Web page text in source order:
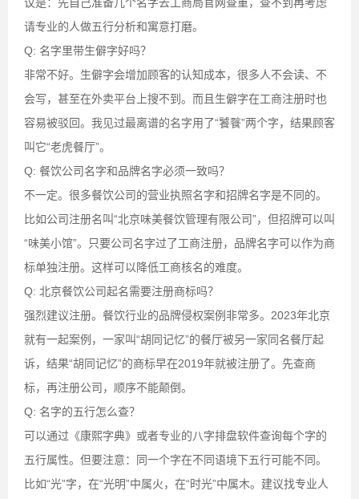
议是：先自己准备几个名字去工商局官网查重，查不到再考虑
请专业的人做五行分析和寓意打磨。
Q: 名字里带生僻字好吗？
非常不好。生僻字会增加顾客的认知成本，很多人不会读、不
会写，甚至在外卖平台上搜不到。而且生僻字在工商注册时也
容易被驳回。我见过最离谱的名字用了“饕餮”两个字，结果顾客
叫它“老虎餐厅”。
Q: 餐饮公司名字和品牌名字必须一致吗？
不一定。很多餐饮公司的营业执照名字和招牌名字是不同的。
比如公司注册名叫“北京味美餐饮管理有限公司”，但招牌可以叫
“味美小馆”。只要公司名字过了工商注册，品牌名字可以作为商
标单独注册。这样可以降低工商核名的难度。
Q: 北京餐饮公司起名需要注册商标吗？
强烈建议注册。餐饮行业的品牌侵权案例非常多。2023年北京
就有一起案例，一家叫“胡同记忆”的餐厅被另一家同名餐厅起
诉，结果“胡同记忆”的商标早在2019年就被注册了。先查商
标，再注册公司，顺序不能颠倒。
Q: 名字的五行怎么查？
可以通过《康熙字典》或者专业的八字排盘软件查询每个字的
五行属性。但要注意：同一个字在不同语境下五行可能不同。
比如“光”字，在“光明”中属火，在“时光”中属木。建议找专业人